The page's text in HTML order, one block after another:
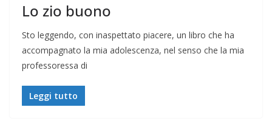
Lo zio buono
Sto leggendo, con inaspettato piacere, un libro che ha
accompagnato la mia adolescenza, nel senso che la mia
professoressa di
Leggi tutto